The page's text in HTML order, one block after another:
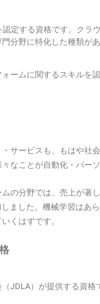
定する資格です。クラ
分野に特化した種類があ
ームに関するスキルを
サービスも、もはや社
なことが自動化・パー
の分野では、売上が著
ました。機械学習はあ
くはずです。
JDLA）が提供する資